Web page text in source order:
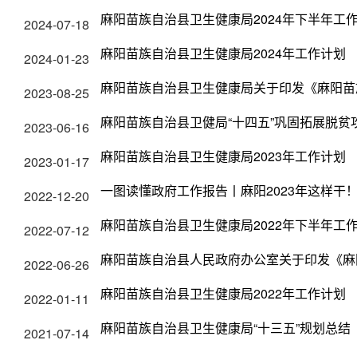
2024-07-18 麻阳苗族自治县卫生健康局2024年下半年工
2024-01-23 麻阳苗族自治县卫生健康局2024年工作计划
2023-08-25 麻阳苗族自治县卫生健康局关于印发《麻阳
2023-06-16 麻阳苗族自治县卫健局“十四五”巩固拓展脱
2023-01-17 麻阳苗族自治县卫生健康局2023年工作计划
2022-12-20 一图读懂政府工作报告丨麻阳2023年这样干
2022-07-12 麻阳苗族自治县卫生健康局2022年下半年工
2022-06-26 麻阳苗族自治县人民政府办公室关于印发《
2022-01-11 麻阳苗族自治县卫生健康局2022年工作计划
2021-07-14 麻阳苗族自治县卫生健康局“十三五”规划总结